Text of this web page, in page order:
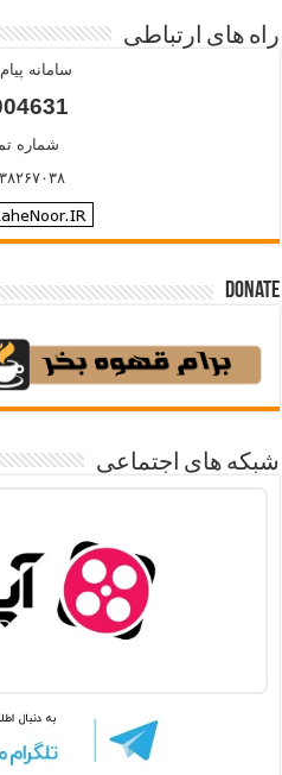
راه های ارتباطی
سامانه
شماره
۰۵۱-
Donate
شبکه های اجتماعی